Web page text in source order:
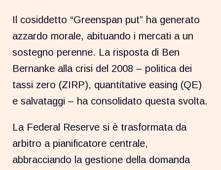
Il cosiddetto “Greenspan put” ha generato
azzardo morale, abituando i mercati a un
sostegno perenne. La risposta di Ben
Bernanke alla crisi del 2008 – politica dei
tassi zero (ZIRP), quantitative easing (QE)
e salvataggi – ha consolidato questa svolta.
La Federal Reserve si è trasformata da
arbitro a pianificatore centrale,
abbracciando la gestione della domanda